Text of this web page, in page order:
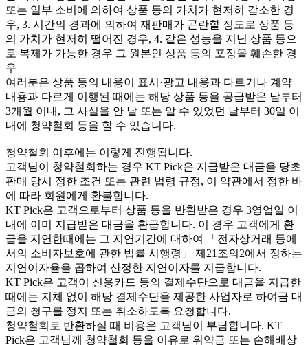
또는 일부 소비에 의하여 상품 등의 가치가 현저히 감소한 경
우, 3. 시간의 경과에 의하여 재판매가 곤란할 정도로 상품 등
의 가치가 현저히 떨어진 경우, 4. 같은 성능을 지닌 상품 등으
로 복제가 가능한 경우 그 원본인 상품 등의 포장을 훼손한 경
우
여러분은 상품 등의 내용이 표시·광고 내용과 다르거나 계약
내용과 다르게 이행된 때에는 해당 상품 등을 공급받은 날부터
3개월 이내, 그 사실을 안 날 또는 알 수 있었던 날부터 30일 이
내에 청약철회 등을 할 수 있습니다.
청약철회 이후에는 이렇게 진행됩니다.
고객님이 청약철회하는 경우 KT Pick은 지급받은 대금을 당초
판매 당시 정한 조건 또는 관련 법령 규정, 이 약관에서 정한 바
에 따라 회원에게 환불합니다.
KT Pick은 고객으로부터 상품 등을 반환받은 경우 3영업일 이
내에 이미 지급받은 대금을 환급합니다. 이 경우 고객에게 환
급을 지연한때에는 그 지연기간에 대하여 「전자상거래 등에
서의 소비자보호에 관한 법률 시행령」 제21조의2에서 정하는
지연이자율을 곱하여 산정한 지연이자를 지급합니다.
KT Pick은 고객이 신용카드 등의 결제수단으로 대금을 지급한
때에는 지체 없이 해당 결제수단을 제공한 사업자로 하여금 대
금의 청구를 정지 또는 취소하도록 요청합니다.
청약철회로 반환하실 때 비용은 고객님이 부담합니다. KT
Pick은 고객님께 청약철회 등을 이유로 위약금 또는 손해배상